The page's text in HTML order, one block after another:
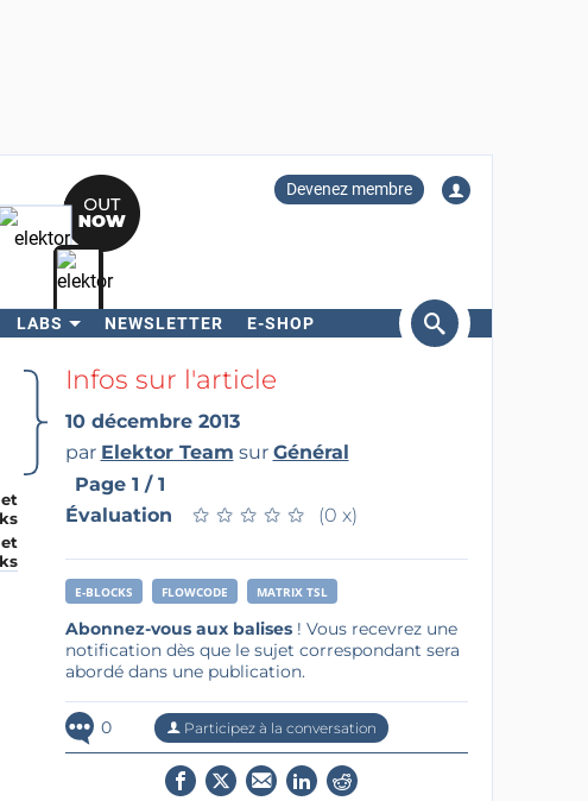
Devenez membre
LABS NEWSLETTER E-SHOP
RechercherInfos sur l'article
10 décembre 2013
par Elektor Team sur Général
Page 1 / 1
Évaluation
★ ★ ★ ★ ★
★ ★ ★ ★ ★ (0 x)
E-BLOCKS FLOWCODE MATRIX TSL
Abonnez-vous aux balises! Vous recevrez une
notification dès que le sujet correspondant sera
abordé dans une publication.
0 Participez à la conversation